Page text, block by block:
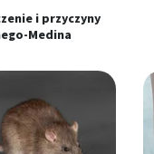
i przyczyny
Medina